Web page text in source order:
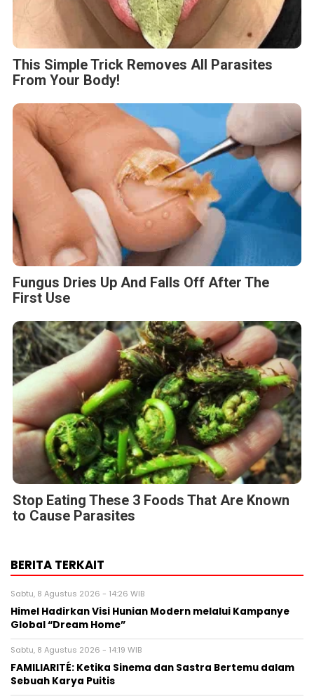
This Simple Trick Removes All Parasites
From Your Body!
Fungus Dries Up And Falls Off After The
First Use
Stop Eating These 3 Foods That Are Known
to Cause Parasites
BERITA TERKAIT
Sabtu, 8 Agustus 2026 - 14:26 WIB
Himel Hadirkan Visi Hunian Modern melalui Kampanye
Global “Dream Home”
Sabtu, 8 Agustus 2026 - 14:19 WIB
FAMILIARITÉ: Ketika Sinema dan Sastra Bertemu dalam
Sebuah Karya Puitis